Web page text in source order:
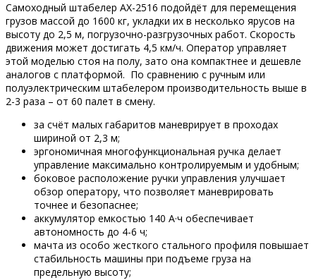
Самоходный штабелер AX-2516 подойдёт для перемещения
грузов массой до 1600 кг, укладки их в несколько ярусов на
высоту до 2,5 м, погрузочно-разгрузочных работ. Скорость
движения может достигать 4,5 км/ч. Оператор управляет
этой моделью стоя на полу, зато она компактнее и дешевле
аналогов с платформой. По сравнению с ручным или
полуэлектрическим штабелером производительность выше в
2-3 раза – от 60 палет в смену.
за счёт малых габаритов маневрирует в проходах
шириной от 2,3 м;
эргономичная многофункциональная ручка делает
управление максимально контролируемым и удобным;
боковое расположение ручки управления улучшает
обзор оператору, что позволяет маневрировать
точнее и безопаснее;
аккумулятор емкостью 140 А·ч обеспечивает
автономность до 4-6 ч;
мачта из особо жесткого стального профиля повышает
стабильность машины при подъеме груза на
предельную высоту;